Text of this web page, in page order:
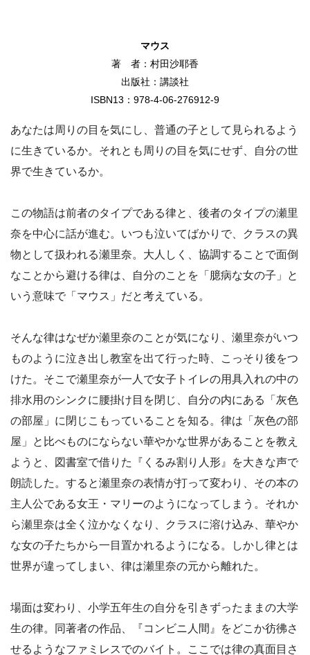
マウス
著 者：村田沙耶香
出版社：講談社
ISBN13：978-4-06-276912-9
あなたは周りの目を気にし、普通の子として見られるよう
に生きているか。それとも周りの目を気にせず、自分の世
界で生きているか。
この物語は前者のタイプである律と、後者のタイプの瀬里
奈を中心に話が進む。いつも泣いてばかりで、クラスの異
物として扱われる瀬里奈。大人しく、協調することで面倒
なことから避ける律は、自分のことを「臆病な女の子」と
いう意味で「マウス」だと考えている。
そんな律はなぜか瀬里奈のことが気になり、瀬里奈がいつ
ものように泣き出し教室を出て行った時、こっそり後をつ
けた。そこで瀬里奈が一人で女子トイレの用具入れの中の
排水用のシンクに腰掛け目を閉じ、自分の内にある「灰色
の部屋」に閉じこもっていることを知る。律は「灰色の部
屋」と比べものにならない華やかな世界があることを教え
ようと、図書室で借りた『くるみ割り人形』を大きな声で
朗読した。すると瀬里奈の表情が打って変わり、その本の
主人公である女王・マリーのようになってしまう。それか
ら瀬里奈は全く泣かなくなり、クラスに溶け込み、華やか
な女の子たちから一目置かれるようになる。しかし律とは
世界が違ってしまい、律は瀬里奈の元から離れた。
場面は変わり、小学五年生の自分を引きずったままの大学
生の律。同著者の作品、『コンビニ人間』をどこか彷彿さ
せるようなファミレスでのバイト。ここでは律の真面目さ